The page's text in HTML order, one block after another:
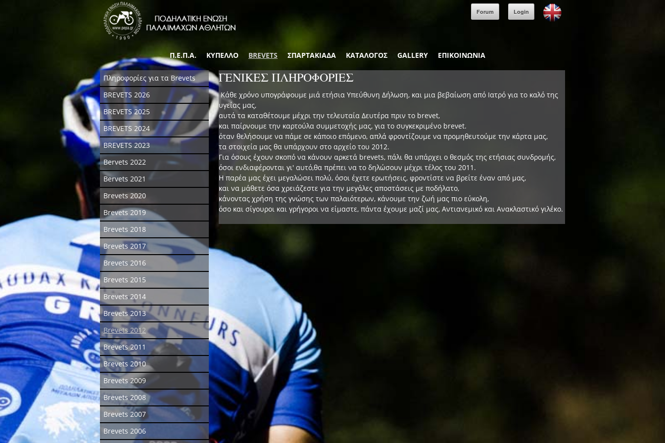
Forum Login
Π.Ε.Π.Α. ΚΥΠΕΛΛΟ BREVETS ΣΠΑΡΤΑΚΙΑΔΑ ΚΑΤΑΛΟΓΟΣ GALLERY ΕΠΙΚΟΙΝΩΝΙΑ
Πληροφορίες για τα Brevets
BREVETS 2026
BREVETS 2025
BREVETS 2024
BREVETS 2023
Bervets 2022
Bervets 2021
Brevets 2020
Brevets 2019
Brevets 2018
Brevets 2017
Brevets 2016
Brevets 2015
Brevets 2014
Brevets 2013
Brevets 2012
Brevets 2011
Brevets 2010
Brevets 2009
Brevets 2008
Brevets 2007
Brevets 2006
ΓΕΝΙΚΕΣ ΠΛΗΡΟΦΟΡΙΕΣ
Κάθε χρόνο υπογράφουμε μιά ετήσια Υπεύθυνη Δήλωση, και μια βεβαίωση από Ιατρό για το καλό της
υγείας μας,
αυτά τα καταθέτουμε μέχρι την τελευταία Δευτέρα πριν το brevet,
και παίρνουμε την καρτούλα συμμετοχής μας, για το συγκεκριμένο brevet.
όταν θελήσουμε να πάμε σε κάποιο επόμενο, απλά φροντίζουμε να προμηθευτούμε την κάρτα μας,
τα στοιχεία μας θα υπάρχουν στο αρχείο του 2012.
Για όσους έχουν σκοπό να κάνουν αρκετά brevets, πάλι θα υπάρχει ο θεσμός της ετήσιας συνδρομής,
όσοι ενδιαφέρονται γι' αυτό,θα πρέπει να το δηλώσουν μέχρι τέλος του 2011.
Η παρέα μας έχει μεγαλώσει πολύ, όσοι έχετε ερωτήσεις, φροντίστε να βρείτε έναν από μας,
και να μάθετε όσα χρειάζεστε για την μεγάλες αποστάσεις με ποδήλατο,
κάνοντας χρήση της γνώσης των παλαιότερων, κάνουμε την ζωή μας πιο εύκολη,
όσο και σίγουροι και γρήγοροι να είμαστε, πάντα έχουμε μαζί μας, Αντιανεμικό και Ανακλαστικό γιλέκο.